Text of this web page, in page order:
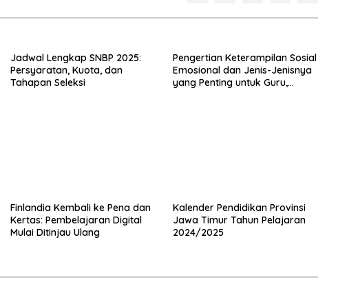
Jadwal Lengkap SNBP 2025:
Persyaratan, Kuota, dan
Tahapan Seleksi
Pengertian Keterampilan Sosial
Emosional dan Jenis-Jenisnya
yang Penting untuk Guru,
Finlandia Kembali ke Pena dan
Kertas: Pembelajaran Digital
Mulai Ditinjau Ulang
Kalender Pendidikan Provinsi
Jawa Timur Tahun Pelajaran
2024/2025